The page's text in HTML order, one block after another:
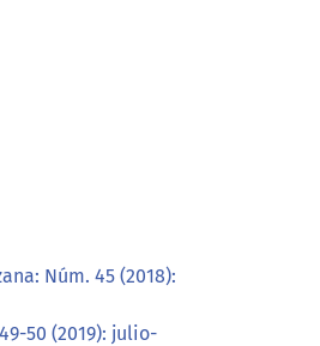
Núm. 45 (2018):
50 (2019): julio-